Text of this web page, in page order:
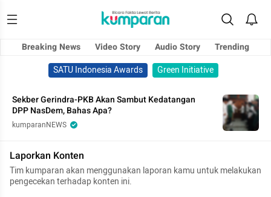
Breaking News Video Story Audio Story
Trending
SATU Indonesia Awards
Green Initiative
Sekber Gerindra-PKB Akan Sambut Kedatangan
DPP NasDem, Bahas Apa?
kumparanNEWS
Laporkan Konten
Tim kumparan akan menggunakan laporan kamu untuk melakukan
pengecekan terhadap konten ini.